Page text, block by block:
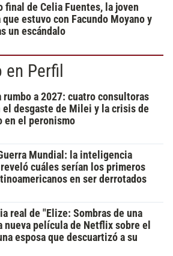
final de Celia Fuentes, la joven
que estuvo con Facundo Moyano y
un escándalo
Perfil
rumbo a 2027: cuatro consultoras
el desgaste de Milei y la crisis de
en el peronismo
Mundial: la inteligencia
cuáles serían los primeros
en ser derrotados
real de "Elize: Sombras de una
nueva película de Netflix sobre el
esposa que descuartizó a su